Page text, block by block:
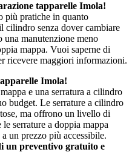
tapparelle Imola!
più pratiche in quanto
cilindro senza dover cambiare
una manutenzione meno
mappa. Vuoi saperne di
ricevere maggiori informazioni.
Imola!
e una serratura a cilindro
budget. Le serrature a cilindro
ma offrono un livello di
serrature a doppia mappa
un prezzo più accessibile.
un preventivo gratuito e